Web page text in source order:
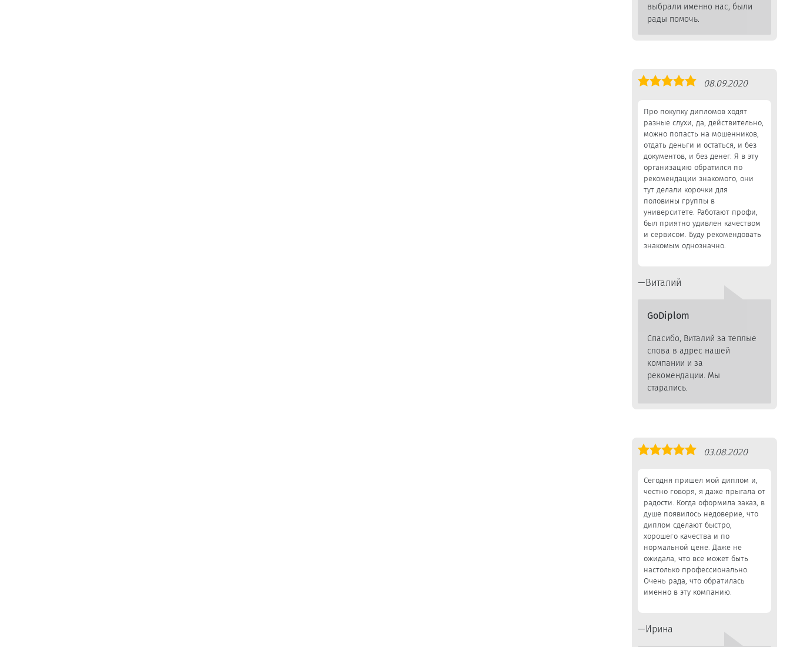
выбрали именно нас, были
рады помочь.
Оценка
08.09.2020
Про покупку дипломов ходят
разные слухи, да, действительно,
можно попасть на мошенников,
отдать деньги и остаться, и без
документов, и без денег. Я в эту
организацию обратился по
рекомендации знакомого, они
тут делали корочки для
половины группы в
университете. Работают профи,
был приятно удивлен качеством
и сервисом. Буду рекомендовать
знакомым однозначно.
Виталий
GoDiplom
Спасибо, Виталий за теплые
слова в адрес нашей
компании и за
рекомендации. Мы
старались.
Оценка
03.08.2020
Сегодня пришел мой диплом и,
честно говоря, я даже прыгала от
радости. Когда оформила заказ, в
душе появилось недоверие, что
диплом сделают быстро,
хорошего качества и по
нормальной цене. Даже не
ожидала, что все может быть
настолько профессионально.
Очень рада, что обратилась
именно в эту компанию.
Ирина